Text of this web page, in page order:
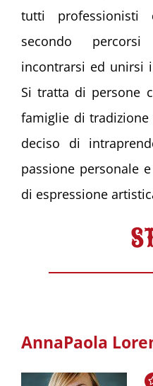
tutti
secondo
incontrarsi ed unirsi
Si tratta di persone
famiglie di
deciso di
passione personale
di espressione
AnnaPaola